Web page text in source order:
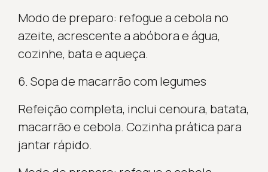
Modo de preparo: refogue a cebola no
azeite, acrescente a abóbora e água,
cozinhe, bata e aqueça.
6. Sopa de macarrão com legumes
Refeição completa, inclui cenoura, batata,
macarrão e cebola. Cozinha prática para
jantar rápido.